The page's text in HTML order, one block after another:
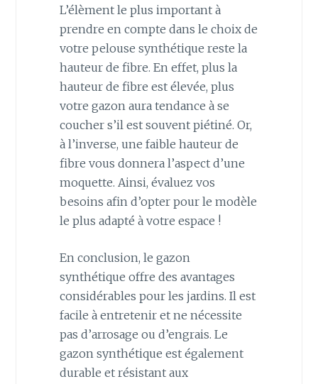
L’élèment le plus important à
prendre en compte dans le choix de
votre pelouse synthétique reste la
hauteur de fibre. En effet, plus la
hauteur de fibre est élevée, plus
votre gazon aura tendance à se
coucher s’il est souvent piétiné. Or,
à l’inverse, une faible hauteur de
fibre vous donnera l’aspect d’une
moquette. Ainsi, évaluez vos
besoins afin d’opter pour le modèle
le plus adapté à votre espace !
En conclusion, le gazon
synthétique offre des avantages
considérables pour les jardins. Il est
facile à entretenir et ne nécessite
pas d’arrosage ou d’engrais. Le
gazon synthétique est également
durable et résistant aux